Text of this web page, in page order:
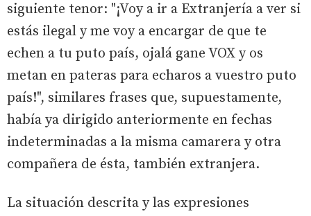
siguiente tenor: "¡Voy a ir a Extranjería a ver si
estás ilegal y me voy a encargar de que te
echen a tu puto país, ojalá gane VOX y os
metan en pateras para echaros a vuestro puto
país!", similares frases que, supuestamente,
había ya dirigido anteriormente en fechas
indeterminadas a la misma camarera y otra
compañera de ésta, también extranjera.
La situación descrita y las expresiones